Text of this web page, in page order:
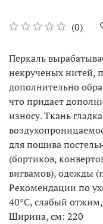
(0)
Перкаль
некрученых нитей,
дополнительно
что придает
износу. Ткань
для пошива
(бортиков,
вигвамов), одежды
Рекомендации по
40°С, слабый
Ширина, см: 220